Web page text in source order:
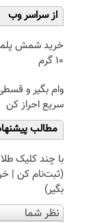
از سراسر وب
۱۰ گرم
وام بگیر و
سریع احراز کن
مطالب
با چند کلیک
(ثبت‌نام کن |
بگیر)
نظر شما